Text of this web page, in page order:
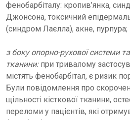
фенобарбіталу: кропив’янка,
Джонсона, токсичний
(синдром Лаєлла), акне, пурпура;
з боку опорно-рухової системи
тканини:при тривалому
містять фенобарбітал, є ризик
Були повідомлення про
щільності кісткової тканини,
переломи у пацієнтів, які